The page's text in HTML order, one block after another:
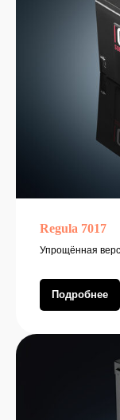
Regula 7017
Упрощённая
Подробнее
Отзывы